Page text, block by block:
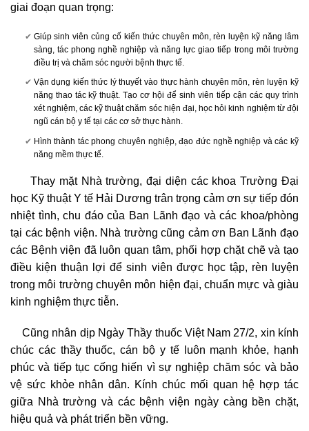
giai đoạn quan trọng:
Giúp sinh viên củng cố kiến thức chuyên môn, rèn luyện kỹ năng lâm
sàng, tác phong nghề nghiệp và năng lực giao tiếp trong môi trường
điều trị và chăm sóc người bệnh thực tế.
Vận dụng kiến thức lý thuyết vào thực hành chuyên môn, rèn luyện kỹ
năng thao tác kỹ thuật. Tạo cơ hội để sinh viên tiếp cận các quy trình
xét nghiệm, các kỹ thuật chăm sóc hiện đại, học hỏi kinh nghiệm từ đội
ngũ cán bộ y tế tại các cơ sở thực hành.
Hình thành tác phong chuyên nghiệp, đạo đức nghề nghiệp và các kỹ
năng mềm thực tế.
Thay mặt Nhà trường, đại diện các khoa Trường Đại
học Kỹ thuật Y tế Hải Dương trân trọng cảm ơn sự tiếp đón
nhiệt tình, chu đáo của Ban Lãnh đạo và các khoa/phòng
tại các bệnh viện. Nhà trường cũng cảm ơn Ban Lãnh đạo
các Bệnh viện đã luôn quan tâm, phối hợp chặt chẽ và tạo
điều kiện thuận lợi để sinh viên được học tập, rèn luyện
trong môi trường chuyên môn hiện đại, chuẩn mực và giàu
kinh nghiệm thực tiễn.
Cũng nhân dịp Ngày Thầy thuốc Việt Nam 27/2, xin kính
chúc các thầy thuốc, cán bộ y tế luôn mạnh khỏe, hạnh
phúc và tiếp tục cống hiến vì sự nghiệp chăm sóc và bảo
vệ sức khỏe nhân dân. Kính chúc mối quan hệ hợp tác
giữa Nhà trường và các bệnh viện ngày càng bền chặt,
hiệu quả và phát triển bền vững.